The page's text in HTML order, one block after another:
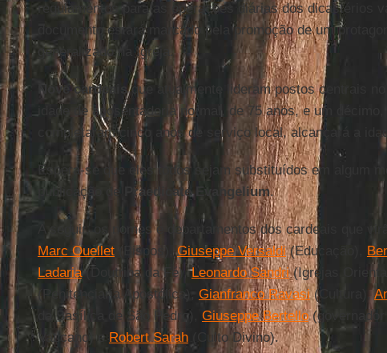
regulamentos para as operações diárias dos dicastérios
documento estará marcado pela promoção de um
generalizado na Igreja.
Nove cardeaisque atualmente lideram postos centrais
idade de aposentadoria normal, de 75 anos, e um
completaram cinco anos de serviço local, alcançará a
Espera-se que eles todos sejam substituídos em algum
publicação de
Praedicate Evangelium.
A seguir, os nomes e departamentos dos cardeais que
Marc Ouellet(Bispos),Giuseppe Versaldi(Educação),
Ladaria(Doutrina da Fé),Leonardo Sandri(Igrejas
(Penitenciaria Apostólica), Gianfranco Ravasi(Cultura),
da Basílica de São Pedro), Giuseppe Bertello(governador
Vaticano) e Robert Sarah(Culto Divino).